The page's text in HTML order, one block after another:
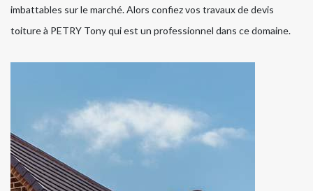
imbattables sur le marché. Alors confiez vos travaux de devis
toiture à PETRY Tony qui est un professionnel dans ce domaine.